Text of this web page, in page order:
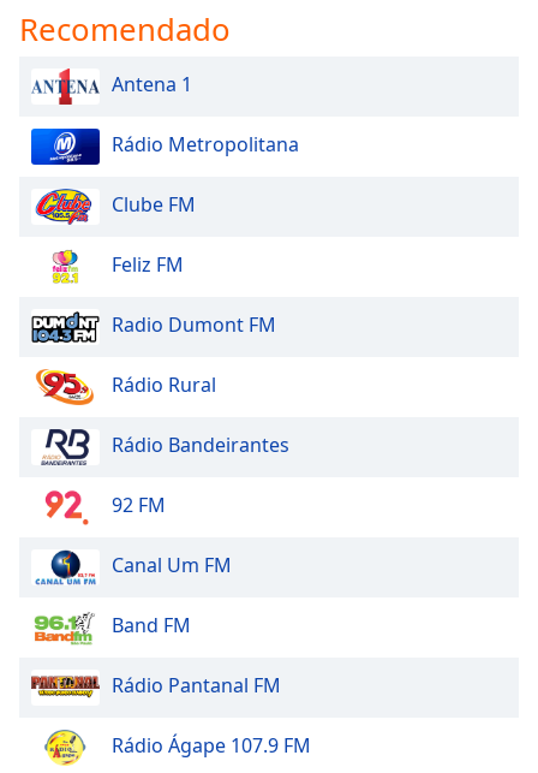
Recomendado
Antena 1
Rádio Metropolitana
Clube FM
Feliz FM
Radio Dumont FM
Rádio Rural
Rádio Bandeirantes
92 FM
Canal Um FM
Band FM
Rádio Pantanal FM
Rádio Ágape 107.9 FM